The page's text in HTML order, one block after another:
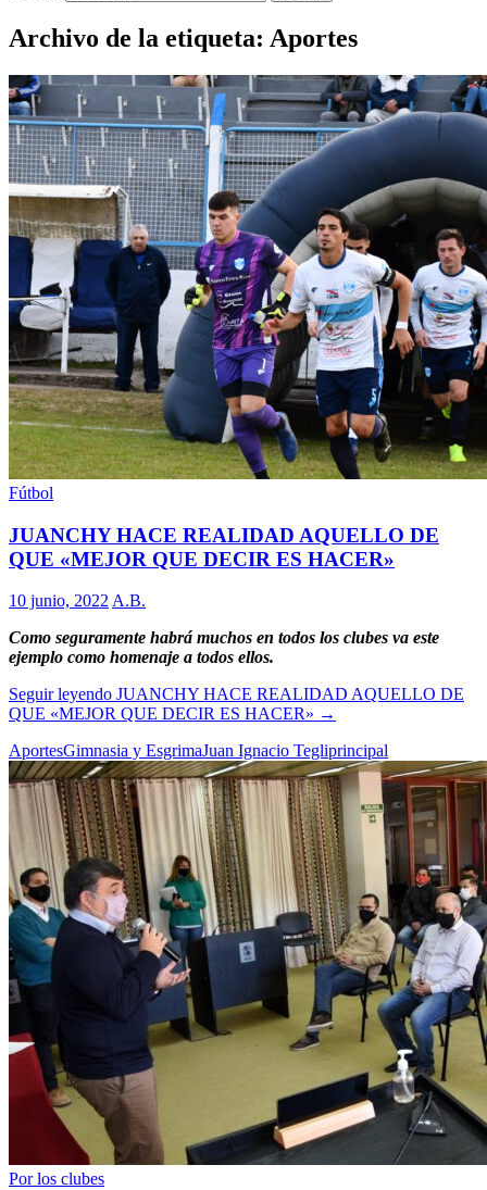
Archivo de la etiqueta: Aportes
Fútbol
JUANCHY HACE REALIDAD AQUELLO DE
QUE «MEJOR QUE DECIR ES HACER»
10 junio, 2022 A.B.
Como seguramente habrá muchos en todos los clubes va este
ejemplo como homenaje a todos ellos.
Seguir leyendo JUANCHY HACE REALIDAD AQUELLO DE
QUE «MEJOR QUE DECIR ES HACER» →
AportesGimnasia y EsgrimaJuan Ignacio Tegliprincipal
Por los clubes